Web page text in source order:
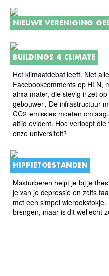
NIEUWE VERENIGING
BUILDINGS 4 CLIMATE
Het klimaatdebat leeft. Niet
Facebookcomments op HLN,
alma mater, die stevig inzet
gebouwen. De infrastructuur
CO2-emissies moeten
altijd evident. Hoe verloopt
onze universiteit?
HIPPIETOESTANDEN
Masturberen helpt je bij je
je van je depressie en zelfs
met een simpel
brengen, maar is dit wel echt